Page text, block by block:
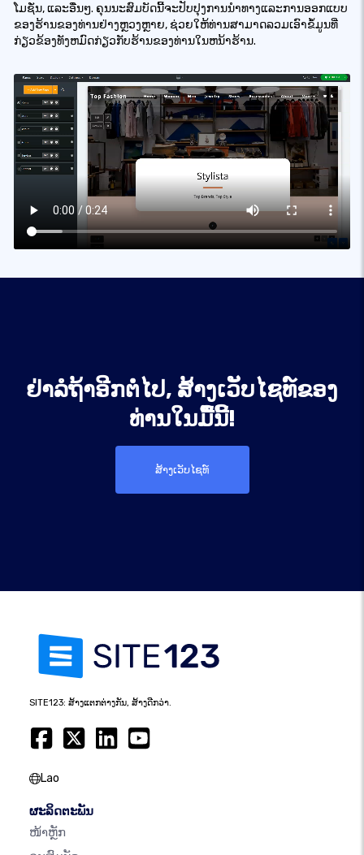
ໂມຊັ່ນ, ແລະອື່ນໆ. ຄຸນນະສົມບັດນີ້ຈະປັບປຸງການນໍາທາງແລະການອອກແບບ
ຂອງຮ້ານຂອງທ່ານຢ່າງຫຼວງຫຼາຍ, ຊ່ວຍໃຫ້ທ່ານສາມາດລວມເອົາຂໍ້ມູນທີ່
ກ່ຽວຂ້ອງທັງຫມົດກ່ຽວກັບຮ້ານຂອງທ່ານໃນຫນ້າຮ້ານ.
ຢ່າລໍຖ້າອີກຕໍ່ໄປ, ສ້າງເວັບໄຊທ໌ຂອງ
ທ່ານໃນມື້ນີ້!
ສ້າງເວັບໄຊທ໌
SITE123: ສ້າງແຕກຕ່າງກັນ, ສ້າງດີກວ່າ.
Lao
ຜະລິດຕະພັນ
ໜ້າຫຼັກ